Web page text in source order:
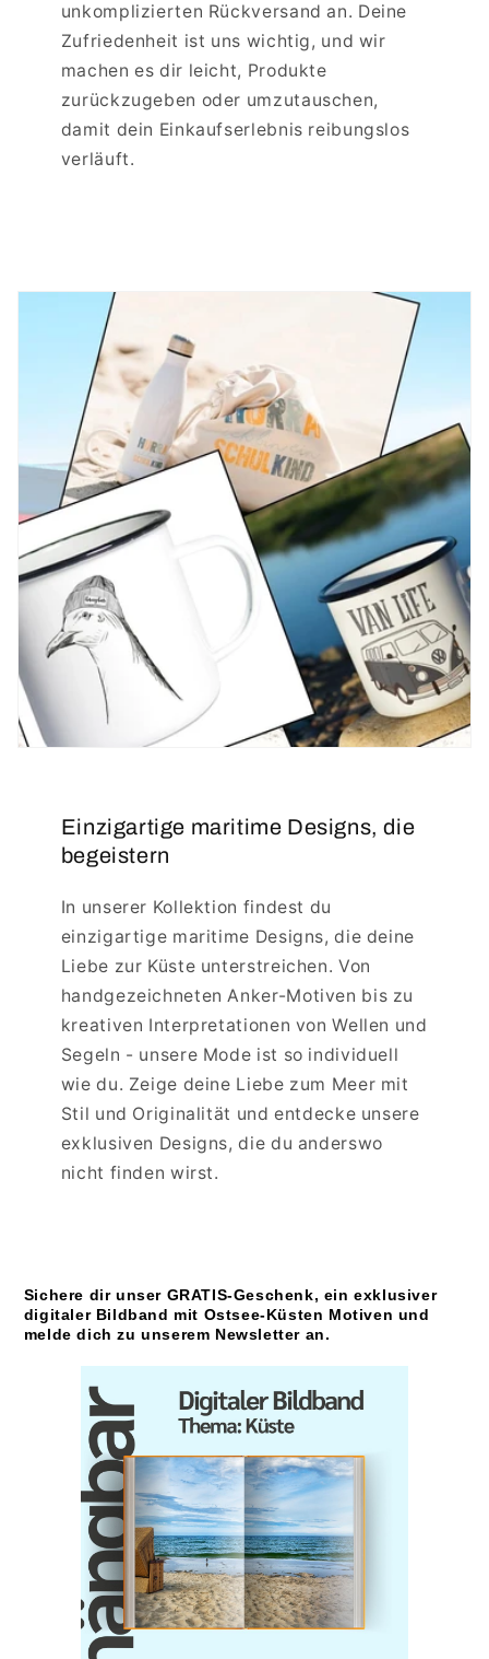
unkomplizierten Rückversand an. Deine
Zufriedenheit ist uns wichtig, und wir
machen es dir leicht, Produkte
zurückzugeben oder umzutauschen,
damit dein Einkaufserlebnis reibungslos
verläuft.
Einzigartige maritime Designs, die
begeistern
In unserer Kollektion findest du
einzigartige maritime Designs, die deine
Liebe zur Küste unterstreichen. Von
handgezeichneten Anker-Motiven bis zu
kreativen Interpretationen von Wellen und
Segeln - unsere Mode ist so individuell
wie du. Zeige deine Liebe zum Meer mit
Stil und Originalität und entdecke unsere
exklusiven Designs, die du anderswo
nicht finden wirst.
Sichere dir unser GRATIS-Geschenk, ein exklusiver
digitaler Bildband mit Ostsee-Küsten Motiven und
melde dich zu unserem Newsletter an.